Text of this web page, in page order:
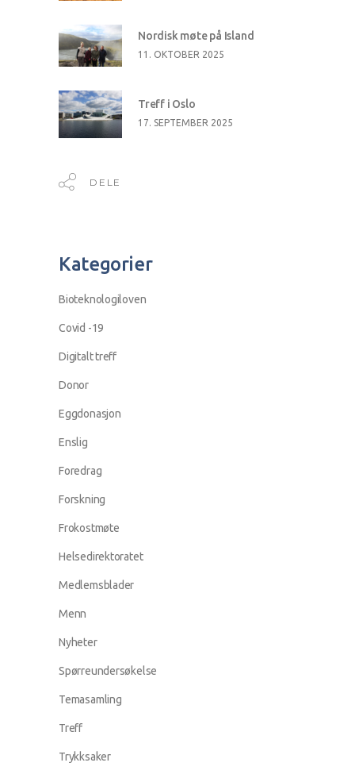
Nordisk møte på Island
11. OKTOBER 2025
Treff i Oslo
17. SEPTEMBER 2025
DELE
Kategorier
Bioteknologiloven
Covid -19
Digitalt treff
Donor
Eggdonasjon
Enslig
Foredrag
Forskning
Frokostmøte
Helsedirektoratet
Medlemsblader
Menn
Nyheter
Spørreundersøkelse
Temasamling
Treff
Trykksaker